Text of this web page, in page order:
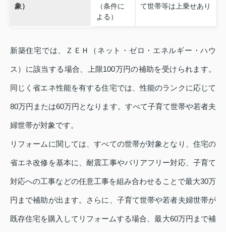
象）
（条件に
よる）
て世帯等は上乗せあり
新築住宅では、ＺＥＨ（ネット・ゼロ・エネルギー・ハウ
ス）に該当する場合、上限100万円の補助を受けられます。
同じく省エネ性能を有する住宅では、性能のランクに応じて
80万円または60万円となります。すべて子育て世帯や若者夫
婦世帯が対象です。
リフォームに関しては、すべての世帯が対象となり、住宅の
省エネ改修を基本に、耐震工事やバリアフリー対応、子育て
対応への工事などの任意工事を組み合わせることで最大30万
円まで補助が出ます。さらに、子育て世帯や若者夫婦世帯が
既存住宅を購入してリフォームする場合、最大60万円まで補